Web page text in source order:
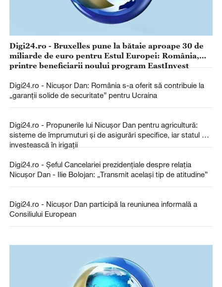
Digi24.ro - Bruxelles pune la bătaie aproape 30 de
miliarde de euro pentru Estul Europei: România,
printre beneficiarii noului program EastInvest
Digi24.ro - Nicușor Dan: România s-a oferit să contribuie la
„garanții solide de securitate” pentru Ucraina
Digi24.ro - Propunerile lui Nicușor Dan pentru agricultură:
sisteme de împrumuturi și de asigurări specifice, iar statul să
investească în irigații
Digi24.ro - Șeful Cancelariei prezidențiale despre relația
Nicușor Dan - Ilie Bolojan: „Transmit același tip de atitudine”
Digi24.ro - Nicușor Dan participă la reuniunea informală a
Consiliului European